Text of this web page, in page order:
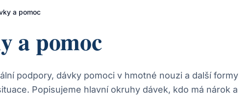
a pomoc
a pomoc
podpory, dávky pomoci v hmotné nouzi a další formy
Popisujeme hlavní okruhy dávek, kdo má nárok a